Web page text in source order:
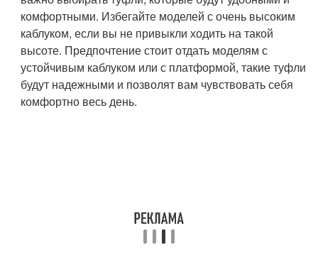
комфортными. Избегайте моделей с очень высоким
каблуком, если вы не привыкли ходить на такой
высоте. Предпочтение стоит отдать моделям с
устойчивым каблуком или с платформой, такие туфли
будут надежными и позволят вам чувствовать себя
комфортно весь день.